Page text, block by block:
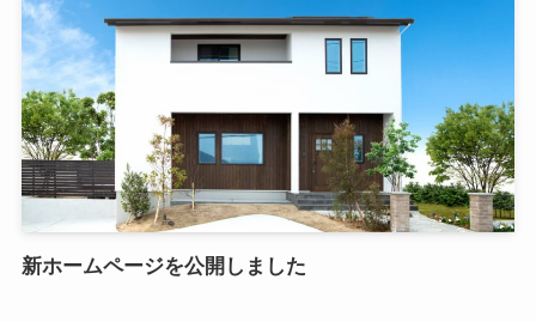
新ホームページを公開しました